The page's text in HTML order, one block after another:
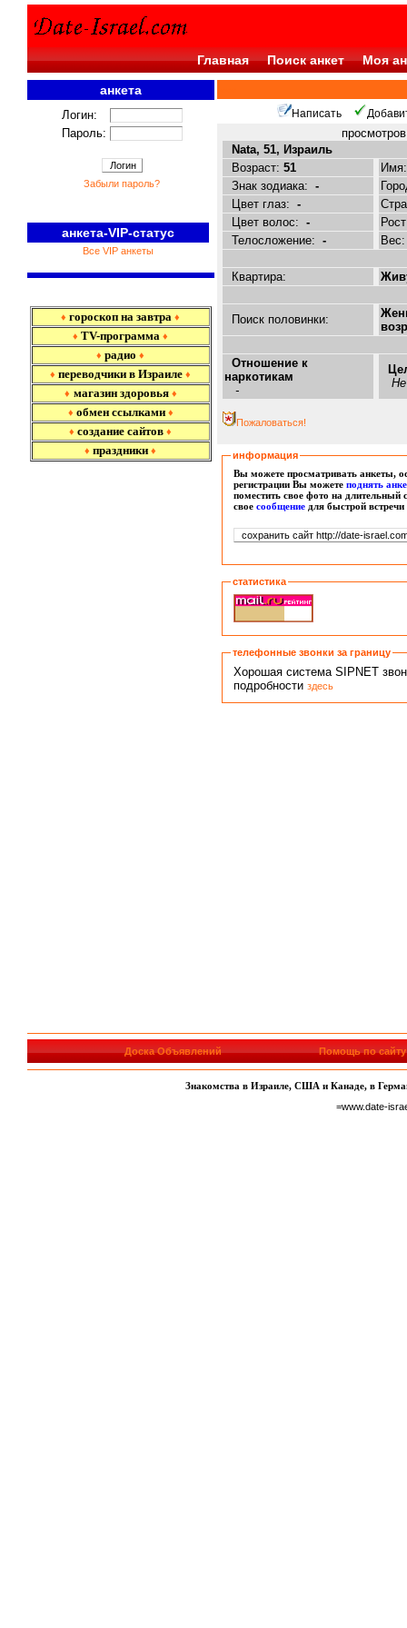
Главная Поиск анкет Моя
анкета
Логин:
Пароль:
Забыли пароль?
анкета-VIP-статус
Все VIP анкеты
♦ гороскоп на завтра ♦
♦ TV-программа ♦
♦ радио ♦
♦ переводчики в Израиле ♦
♦ магазин здоровья ♦
♦ обмен ссылками ♦
♦ создание сайтов ♦
♦ праздники ♦
Написать
Nata, 51, Израиль
Возраст: 51
Знак зодиака: -
Цвет глаз: -
Цвет волос: -
Телосложение: -
Квартира:
Поиск половинки:
Отношение к
наркотикам
-
Пожаловаться!
информация
Вы можете просматривать анкеты,
регистрации Вы можетеподнять
поместить свое фото на длительный
своесообщение для быстрой
статистика
телефонные звонки за границу
Хорошая система SIPNET
подробностиздесь
Доска Объявлений Помощь по сайту
Знакомства в Израиле, США и Канаде, в
=www.date-